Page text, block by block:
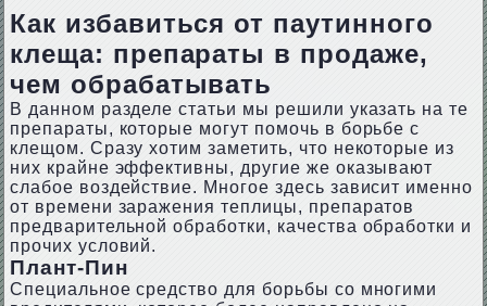
Как избавиться от паутинного
клеща: препараты в продаже,
чем обрабатывать
В данном разделе статьи мы решили указать на те
препараты, которые могут помочь в борьбе с
клещом. Сразу хотим заметить, что некоторые из
них крайне эффективны, другие же оказывают
слабое воздействие. Многое здесь зависит именно
от времени заражения теплицы, препаратов
предварительной обработки, качества обработки и
прочих условий.
Плант-Пин
Специальное средство для борьбы со многими